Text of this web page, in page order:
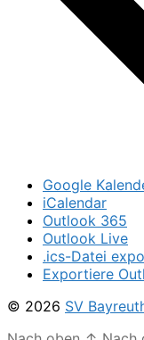
Google
iCalendar
Outlook 365
Outlook Live
.ics-Datei
Exportiere
© 2026 SV